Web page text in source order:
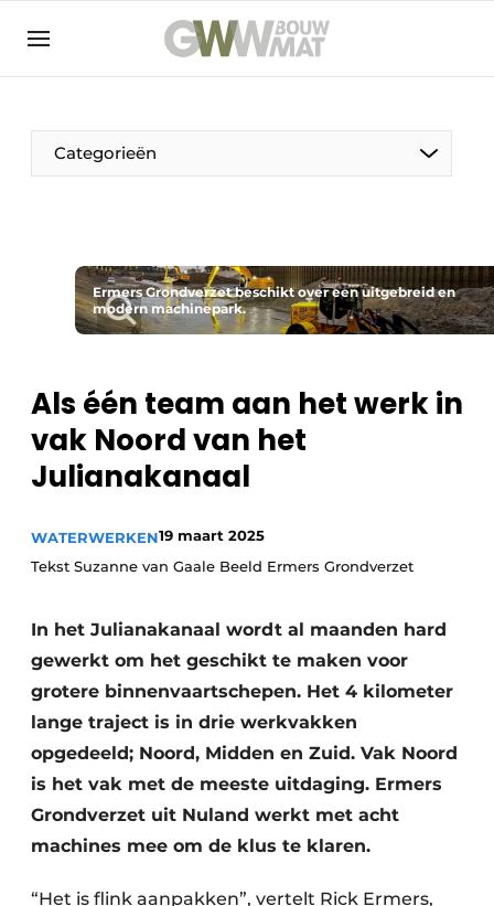
NL EN
Categorieën
De Pen
Vrouw in de bouw
Duurzaamheid & Innovatie
Fundering
Kopen/Huren/Leasen
Sloop & Recycling
Ermers Grondverzet beschikt over een uitgebreid en
modern machinepark.
Als één team aan het werk in
vak Noord van het
Julianakanaal
WATERWERKEN19 maart 2025
Tekst Suzanne van Gaale Beeld Ermers Grondverzet
In het Julianakanaal wordt al maanden hard
gewerkt om het geschikt te maken voor
grotere binnenvaartschepen. Het 4 kilometer
lange traject is in drie werkvakken
opgedeeld; Noord, Midden en Zuid. Vak Noord
is het vak met de meeste uitdaging. Ermers
Grondverzet uit Nuland werkt met acht
machines mee om de klus te klaren.
“Het is flink aanpakken”, vertelt Rick Ermers,